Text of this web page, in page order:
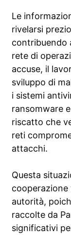
Le
rivelarsi
contribuendo
rete di
accuse, il
sviluppo di
i sistemi
ransomware
riscatto che
reti
attacchi.
Questa
cooperazione
autorità,
raccolte da
significativi